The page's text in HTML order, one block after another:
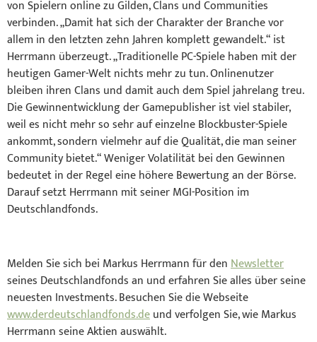
von Spielern online zu Gilden, Clans und Communities
verbinden. „Damit hat sich der Charakter der Branche vor
allem in den letzten zehn Jahren komplett gewandelt.“ ist
Herrmann überzeugt. „Traditionelle PC-Spiele haben mit der
heutigen Gamer-Welt nichts mehr zu tun. Onlinenutzer
bleiben ihren Clans und damit auch dem Spiel jahrelang treu.
Die Gewinnentwicklung der Gamepublisher ist viel stabiler,
weil es nicht mehr so sehr auf einzelne Blockbuster-Spiele
ankommt, sondern vielmehr auf die Qualität, die man seiner
Community bietet.“ Weniger Volatilität bei den Gewinnen
bedeutet in der Regel eine höhere Bewertung an der Börse.
Darauf setzt Herrmann mit seiner MGI-Position im
Deutschlandfonds.
Melden Sie sich bei Markus Herrmann für denNewsletter
seines Deutschlandfonds an und erfahren Sie alles über seine
neuesten Investments. Besuchen Sie die Webseite
www.derdeutschlandfonds.deund verfolgen Sie, wie Markus
Herrmann seine Aktien auswählt.